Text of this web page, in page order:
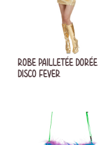
ROBE PAILLETÉE DORÉE
DISCO FEVER